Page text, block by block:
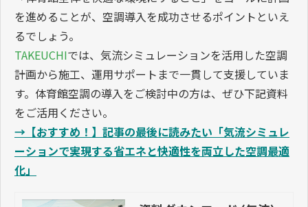
行わなければ、本来期待していた効果を十分に得られな
い可能性があります。
特に体育館のような大空間では、空調能力が足りていて
も温度ムラが発生し、快適性や省エネ性を損なうケース
も少なくありません。
だからこそ、導入前の段階で施設の特性を把握し、気流
シミュレーションなどを活用しながら最適な空調計画を
立てることが重要です。「設置すること」ではなく、
「体育館全体を快適な環境にすること」をゴールに計画
るでしょう。